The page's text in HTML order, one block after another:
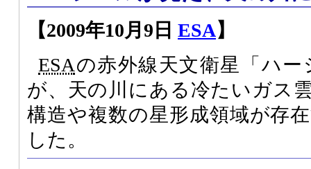
【2009年10月9日 ESA】
ESAの赤外線天文衛星「ハー
が、天の川にある冷たいガス
構造や複数の星形成領域が存
した。